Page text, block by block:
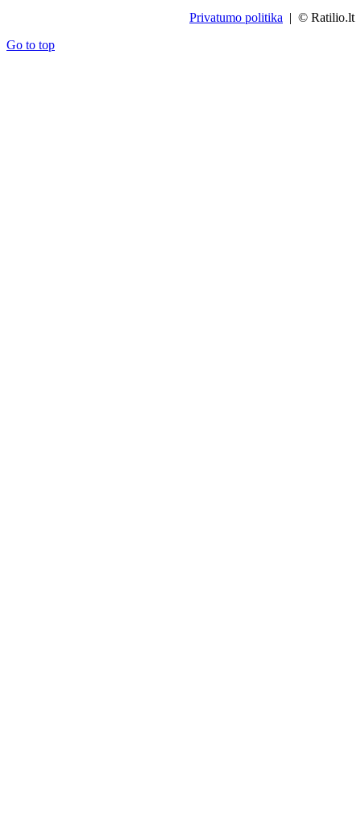
Privatumo politika | © Ratilio.lt
Go to top